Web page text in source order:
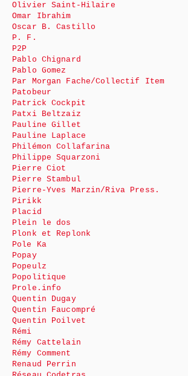
Olivier Saint-Hilaire
Omar Ibrahim
Oscar B. Castillo
P. F.
P2P
Pablo Chignard
Pablo Gomez
Par Morgan Fache/Collectif Item
Patobeur
Patrick Cockpit
Patxi Beltzaiz
Pauline Gillet
Pauline Laplace
Philémon Collafarina
Philippe Squarzoni
Pierre Ciot
Pierre Stambul
Pierre-Yves Marzin/Riva Press.
Pirikk
Placid
Plein le dos
Plonk et Replonk
Pole Ka
Popay
Popeulz
Popolitique
Prole.info
Quentin Dugay
Quentin Faucompré
Quentin Poilvet
Rémi
Rémy Cattelain
Rémy Comment
Renaud Perrin